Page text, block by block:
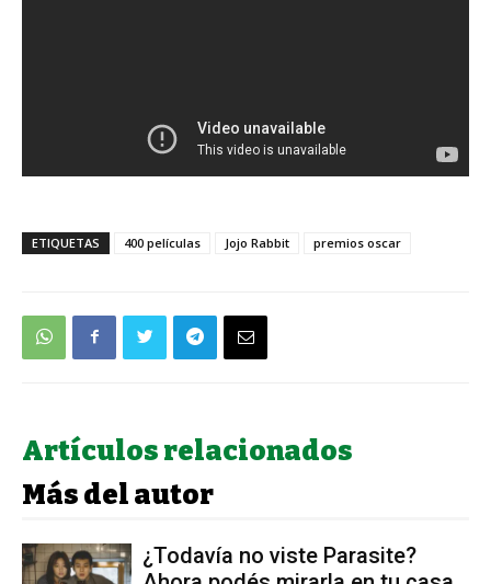
ETIQUETAS 400 películas Jojo Rabbit premios oscar
Artículos relacionados
Más del autor
¿Todavía no viste Parasite?